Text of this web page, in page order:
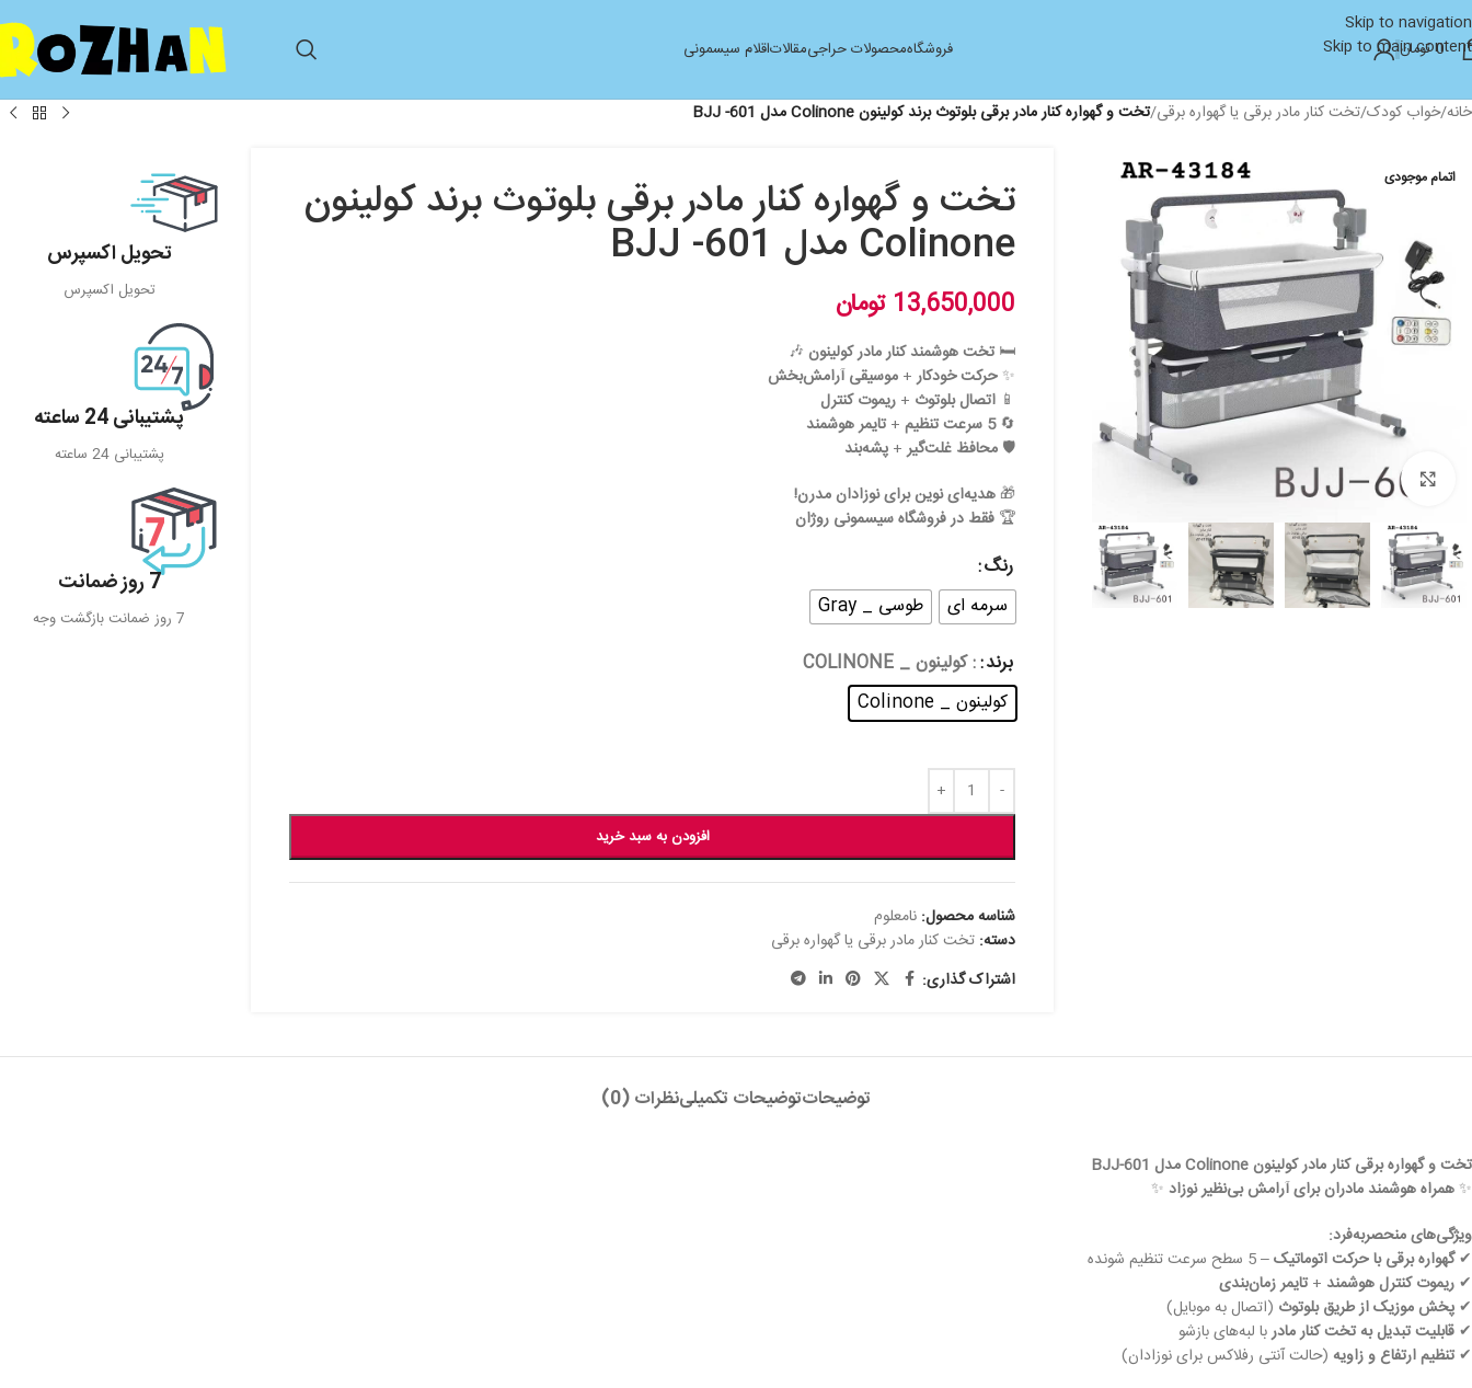
Skip to navigation
Skip to main content
0تومان فروشگاهمحصولات حراجیمقالاتاقلام سیسمونی
خانه/خواب کودک/تخت کنار مادر برقی یا گهواره برقی/تخت و گهواره کنار مادر برقی بلوتوث برند کولینون Colinone مدل BJJ -601
اتمام موجودی
بزرگنمایی تصویر
تخت و گهواره کنار مادر برقی بلوتوث برند کولینون
Colinone مدل BJJ -601
13,650,000 تومان
🛏️ تخت هوشمند کنار مادر کولینون 🎶
✨حرکت خودکار+ موسیقی آرامش‌بخش
📱 اتصال بلوتوث + ریموت کنترل
🔄5 سرعت تنظیم + تایمر هوشمند
🛡️ محافظ غلت‌گیر+ پشه‌بند
🎁 هدیه‌ای نوین برای نوزادان مدرن!
🏆 فقط در فروشگاه سیسمونی روژان
رنگ
سرمه ای
طوسی _ Gray
برند : کولینون _ COLINONE
کولینون _ Colinone
افزودن به سبد خرید
شناسه محصول: نامعلوم
دسته: تخت کنار مادر برقی یا گهواره برقی
اشتراک گذاری:
تحویل اکسپرس
تحویل اکسپرس
پشتیبانی 24 ساعته
پشتیبانی 24 ساعته
7 روز ضمانت
7 روز ضمانت بازگشت وجه
توضیحاتتوضیحات تکمیلینظرات (0)
تخت و گهواره برقی کنار مادر کولینون Colinone مدل BJJ-601
✨همراه هوشمند مادران برای آرامش بی‌نظیر نوزاد ✨
ویژگی‌های منحصربه‌فرد:
✔گهواره برقی با حرکت اتوماتیک– 5 سطح سرعت تنظیم شونده
✔ ریموت کنترل هوشمند + تایمر زمان‌بندی
✔ پخش موزیک از طریق بلوتوث (اتصال به موبایل)
✔ قابلیت تبدیل به تخت کنار مادربا لبه‌های بازشو
✔ تنظیم ارتفاع و زاویه (حالت آنتی رفلاکس برای نوزادان)